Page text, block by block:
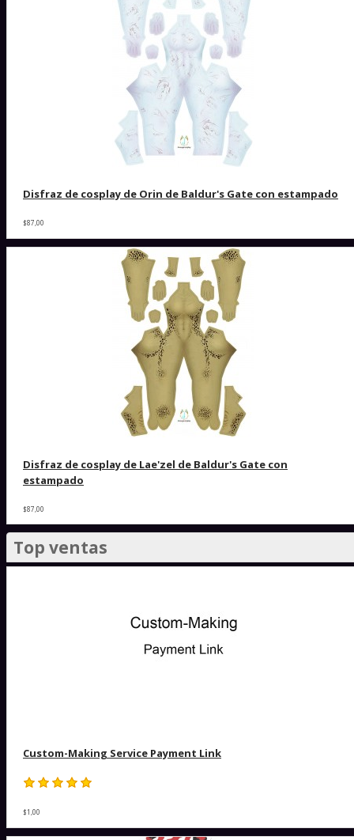
Disfraz de cosplay de Orin de Baldur's Gate con estampado
$87,00
Disfraz de cosplay de Lae'zel de Baldur's Gate con
estampado
$87,00
Top ventas
Custom-Making Service Payment Link
$1,00